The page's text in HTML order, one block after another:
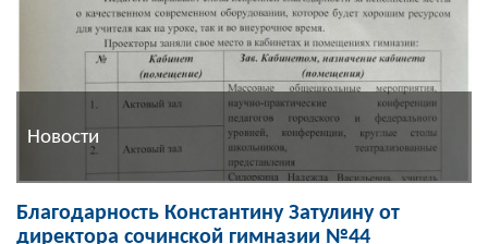
Новости
Благодарность Константину Затулину от
директора сочинской гимназии №44